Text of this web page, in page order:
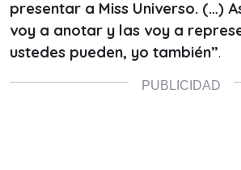
presentar a Miss Universo. (…)
voy a anotar y las voy a
ustedes pueden, yo también”.